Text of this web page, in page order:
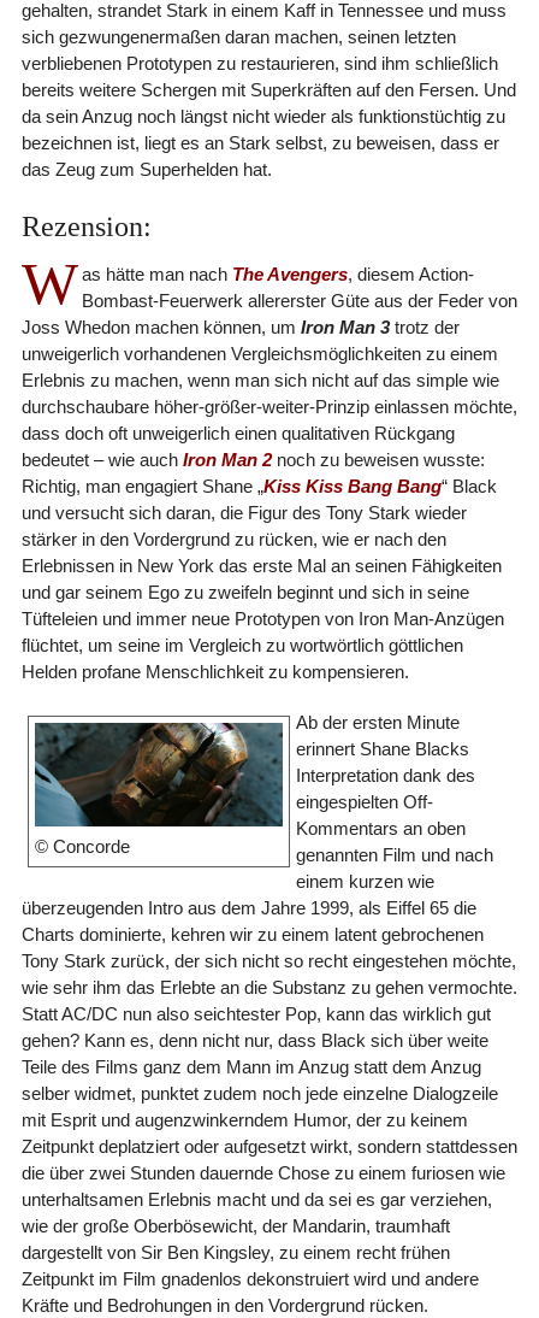
gehalten, strandet Stark in einem Kaff in Tennessee und muss
sich gezwungenermaßen daran machen, seinen letzten
verbliebenen Prototypen zu restaurieren, sind ihm schließlich
bereits weitere Schergen mit Superkräften auf den Fersen. Und
da sein Anzug noch längst nicht wieder als funktionstüchtig zu
bezeichnen ist, liegt es an Stark selbst, zu beweisen, dass er
das Zeug zum Superhelden hat.
Rezension:
W as hätte man nach The Avengers, diesem Action-
Bombast-Feuerwerk allererster Güte aus der Feder von
Joss Whedon machen können, um Iron Man 3trotz der
unweigerlich vorhandenen Vergleichsmöglichkeiten zu einem
Erlebnis zu machen, wenn man sich nicht auf das simple wie
durchschaubare höher-größer-weiter-Prinzip einlassen möchte,
dass doch oft unweigerlich einen qualitativen Rückgang
bedeutet – wie auch Iron Man 2noch zu beweisen wusste:
Richtig, man engagiert Shane „Kiss Kiss Bang Bang“ Black
und versucht sich daran, die Figur des Tony Stark wieder
stärker in den Vordergrund zu rücken, wie er nach den
Erlebnissen in New York das erste Mal an seinen Fähigkeiten
und gar seinem Ego zu zweifeln beginnt und sich in seine
Tüfteleien und immer neue Prototypen von Iron Man-Anzügen
flüchtet, um seine im Vergleich zu wortwörtlich göttlichen
Helden profane Menschlichkeit zu kompensieren.
© Concorde
Ab der ersten Minute
erinnert Shane Blacks
Interpretation dank des
eingespielten Off-
Kommentars an oben
genannten Film und nach
einem kurzen wie
überzeugenden Intro aus dem Jahre 1999, als Eiffel 65 die
Charts dominierte, kehren wir zu einem latent gebrochenen
Tony Stark zurück, der sich nicht so recht eingestehen möchte,
wie sehr ihm das Erlebte an die Substanz zu gehen vermochte.
Statt AC/DC nun also seichtester Pop, kann das wirklich gut
gehen? Kann es, denn nicht nur, dass Black sich über weite
Teile des Films ganz dem Mann im Anzug statt dem Anzug
selber widmet, punktet zudem noch jede einzelne Dialogzeile
mit Esprit und augenzwinkerndem Humor, der zu keinem
Zeitpunkt deplatziert oder aufgesetzt wirkt, sondern stattdessen
die über zwei Stunden dauernde Chose zu einem furiosen wie
unterhaltsamen Erlebnis macht und da sei es gar verziehen,
wie der große Oberbösewicht, der Mandarin, traumhaft
dargestellt von Sir Ben Kingsley, zu einem recht frühen
Zeitpunkt im Film gnadenlos dekonstruiert wird und andere
Kräfte und Bedrohungen in den Vordergrund rücken.